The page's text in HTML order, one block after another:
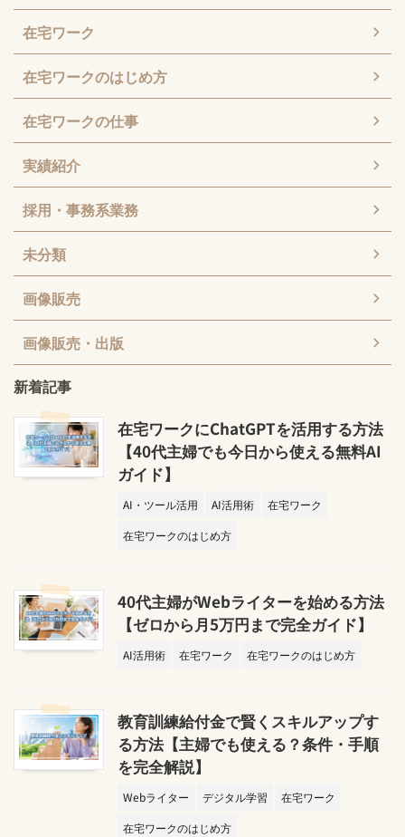
在宅ワーク
在宅ワークのはじめ方
在宅ワークの仕事
実績紹介
採用・事務系業務
未分類
画像販売
画像販売・出版
新着記事
在宅ワークにChatGPTを活用する方法
【40代主婦でも今日から使える無料AI
ガイド】
AI・ツール活用 AI活用術
在宅ワーク
在宅ワークのはじめ方
40代主婦がWebライターを始める方法
【ゼロから月5万円まで完全ガイド】
AI活用術 在宅ワーク 在宅ワークのはじめ方
教育訓練給付金で賢くスキルアップす
る方法【主婦でも使える？条件・手順
を完全解説】
Webライター デジタル学習
在宅ワーク
在宅ワークのはじめ方